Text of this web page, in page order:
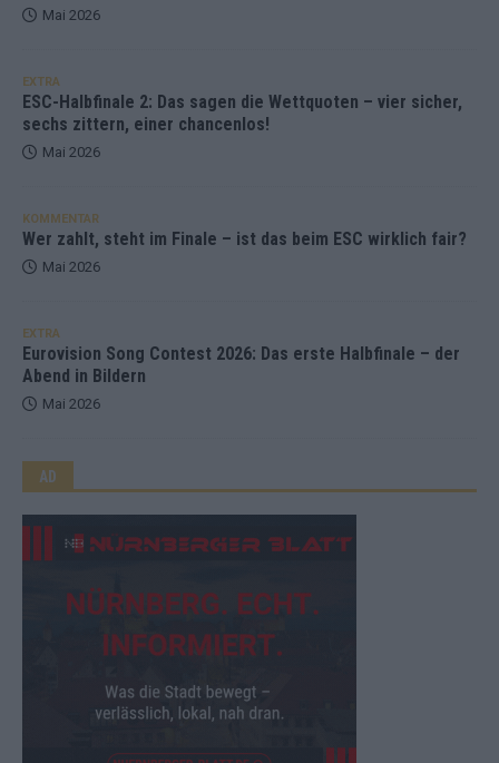
Mai 2026
EXTRA
ESC-Halbfinale 2: Das sagen die Wettquoten – vier sicher,
sechs zittern, einer chancenlos!
Mai 2026
KOMMENTAR
Wer zahlt, steht im Finale – ist das beim ESC wirklich fair?
Mai 2026
EXTRA
Eurovision Song Contest 2026: Das erste Halbfinale – der
Abend in Bildern
Mai 2026
AD